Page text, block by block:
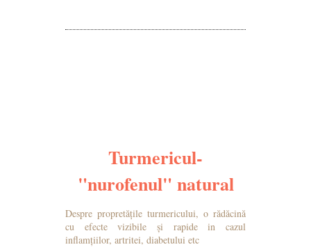
Turmericul-
"nurofenul" natural
Despre propretățile turmericului, o rădăcină
cu efecte vizibile și rapide in cazul
inflamțiilor, artritei, diabetului etc